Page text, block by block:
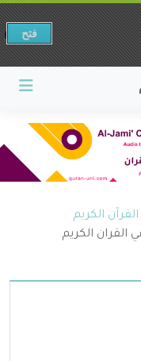
الكريم
القران الكريم
فتح